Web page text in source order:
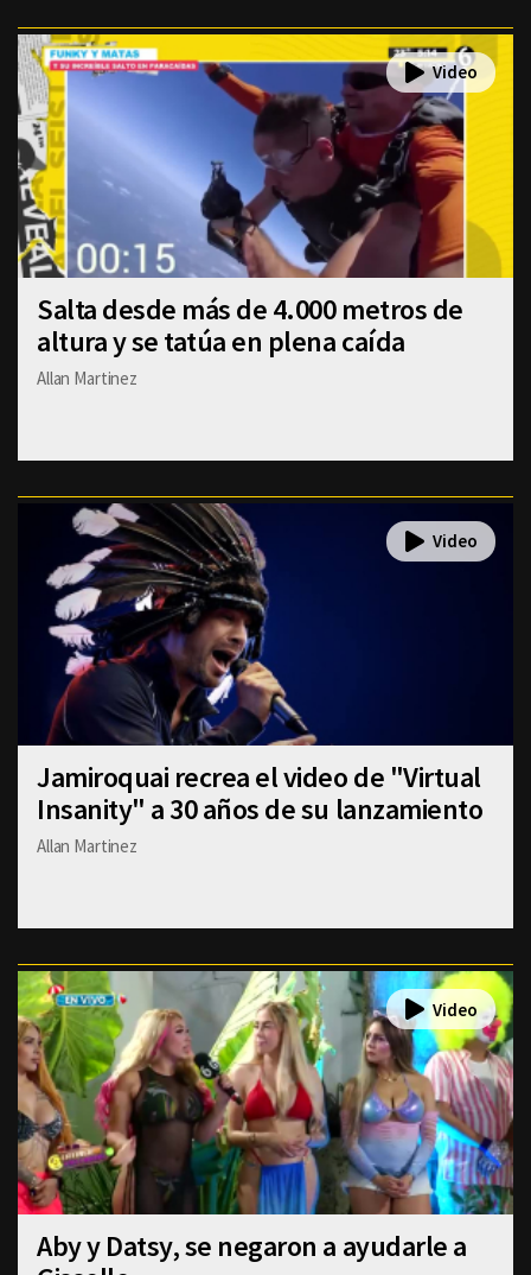
Salta desde más de 4.000 metros de
altura y se tatúa en plena caída
Allan Martinez
Jamiroquai recrea el video de "Virtual
Insanity" a 30 años de su lanzamiento
Allan Martinez
Aby y Datsy, se negaron a ayudarle a